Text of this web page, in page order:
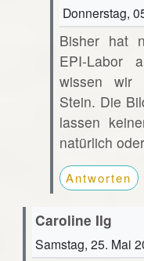
Donnerstag,
Bisher hat
EPI-Labor
wissen wir
Stein. Die
lassen
natürlich
Antworten
Caroline Ilg
Samstag, 25. Mai